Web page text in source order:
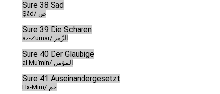
Sure 38 Sad
Ṣād/ ص
Sure 39 Die Scharen
az-Zumar/ الزّمر
Sure 40 Der Gläubige
al-Muʾmin/ المؤمن
Sure 41 Auseinandergesetzt
Ḥā-Mīm/ حم